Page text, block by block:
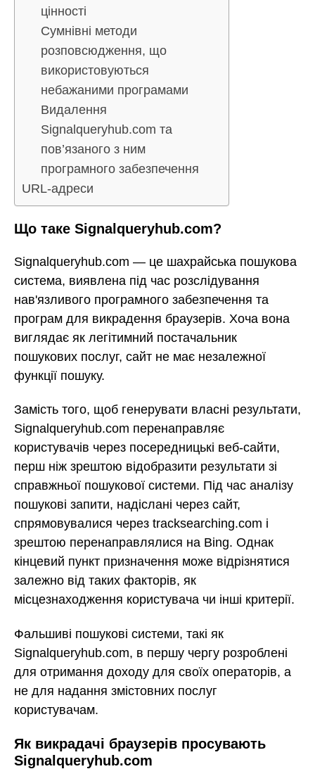
цінності
Сумнівні методи
розповсюдження, що
використовуються
небажаними програмами
Видалення
Signalqueryhub.com та
пов’язаного з ним
програмного забезпечення
URL-адреси
Що таке Signalqueryhub.com?
Signalqueryhub.com — це шахрайська пошукова
система, виявлена під час розслідування
нав'язливого програмного забезпечення та
програм для викрадення браузерів. Хоча вона
виглядає як легітимний постачальник
пошукових послуг, сайт не має незалежної
функції пошуку.
Замість того, щоб генерувати власні результати,
Signalqueryhub.com перенаправляє
користувачів через посередницькі веб-сайти,
перш ніж зрештою відобразити результати зі
справжньої пошукової системи. Під час аналізу
пошукові запити, надіслані через сайт,
спрямовувалися через tracksearching.com і
зрештою перенаправлялися на Bing. Однак
кінцевий пункт призначення може відрізнятися
залежно від таких факторів, як
місцезнаходження користувача чи інші критерії.
Фальшиві пошукові системи, такі як
Signalqueryhub.com, в першу чергу розроблені
для отримання доходу для своїх операторів, а
не для надання змістовних послуг
користувачам.
Як викрадачі браузерів просувають
Signalqueryhub.com